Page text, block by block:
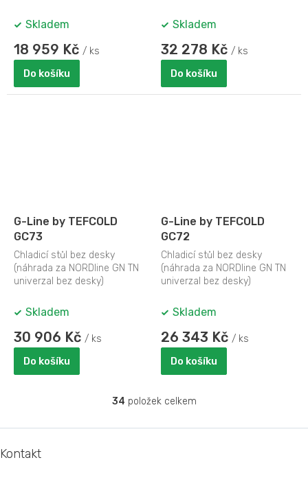
Skladem
18 959 Kč / ks
Do košíku
Skladem
32 278 Kč / ks
Do košíku
G-Line by TEFCOLD
GC73
Chladicí stůl bez desky
(náhrada za NORDline GN TN
univerzal bez desky)
Skladem
30 906 Kč / ks
Do košíku
G-Line by TEFCOLD
GC72
Chladicí stůl bez desky
(náhrada za NORDline GN TN
univerzal bez desky)
Skladem
26 343 Kč / ks
Do košíku
O
l
34 položek celkem
á
Kontakt